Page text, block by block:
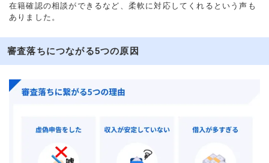
借入事実の把握
在籍確認の相談ができるなど、柔軟に対応してくれるという声も
ありました。
審査落ちにつながる5つの原因